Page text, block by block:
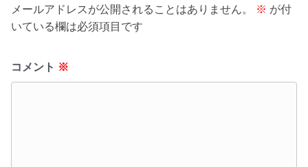
メールアドレスが公開されることはありません。 ※ が付
いている欄は必須項目です
コメント ※